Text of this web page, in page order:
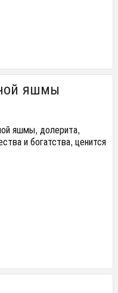
яшмы
яшмы, долерита,
и богатства, ценится